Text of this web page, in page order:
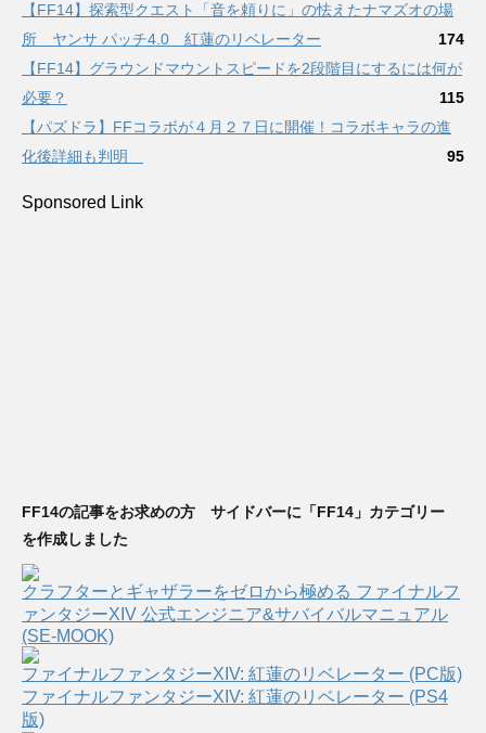
【FF14】探索型クエスト「音を頼りに」の怯えたナマズオの場
所 ヤンサ パッチ4.0 紅蓮のリベレーター
174
【FF14】グラウンドマウントスピードを2段階目にするには何が
必要？
115
【パズドラ】FFコラボが４月２７日に開催！コラボキャラの進
化後詳細も判明
95
Sponsored Link
FF14の記事をお求めの方 サイドバーに「FF14」カテゴリー
を作成しました
クラフターとギャザラーをゼロから極める ファイナルフ
ァンタジーXIV 公式エンジニア&サバイバルマニュアル
(SE-MOOK)
ファイナルファンタジーXIV: 紅蓮のリベレーター (PC版)
ファイナルファンタジーXIV: 紅蓮のリベレーター (PS4
版)